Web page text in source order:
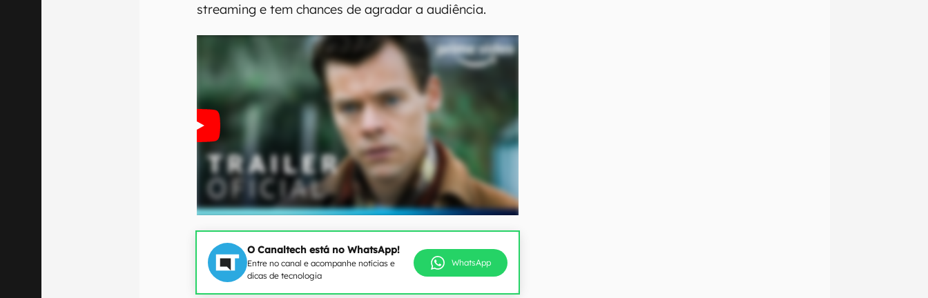
streaming e tem chances de agradar a audiência.
O Canaltech está no WhatsApp!
Entre no canal e acompanhe notícias e
dicas de tecnologia
WhatsApp